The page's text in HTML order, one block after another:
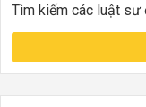
Tìm kiếm các luật sư